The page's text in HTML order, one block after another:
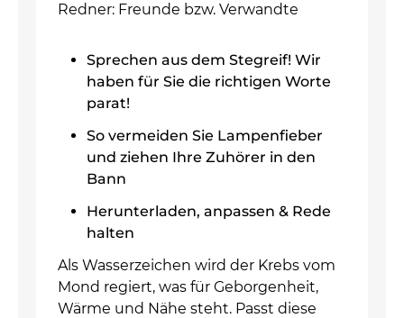
Redner: Freunde bzw. Verwandte
Sprechen aus dem Stegreif! Wir
haben für Sie die richtigen Worte
parat!
So vermeiden Sie Lampenfieber
und ziehen Ihre Zuhörer in den
Bann
Herunterladen, anpassen & Rede
halten
Als Wasserzeichen wird der Krebs vom
Mond regiert, was für Geborgenheit,
Wärme und Nähe steht. Passt diese